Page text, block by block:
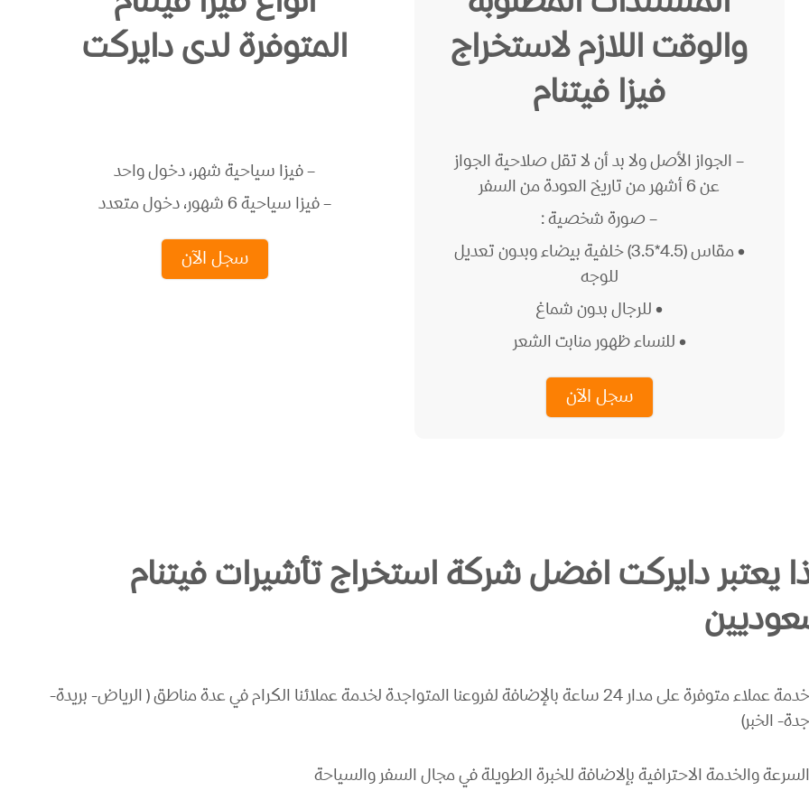
والوقت اللازم لاستخراج
فيزا فيتنام
– الجواز الأصل ولا بد أن لا تقل صلاحية الجواز
عن 6 أشهر من تاريخ العودة من السفر
– صورة شخصية :
• مقاس (4.5*3.5) خلفية بيضاء وبدون تعديل
للوجه
• للرجال بدون شماغ
• للنساء ظهور منابت الشعر
سجل الآن
المتوفرة لدى دايركت
– فيزا سياحية شهر، دخول واحد
– فيزا سياحية 6 شهور، دخول متعدد
سجل الآن
يعتبر دايركت افضل شركة استخراج تأشيرات فيتنام
خدمة عملاء متوفرة على مدار 24 ساعة بالإضافة لفروعنا المتواجدة لخدمة عملائنا الكرام في عدة مناطق ( الرياض- بريدة-
جدة- الخبر)
السرعة والخدمة الاحترافية بإلاضافة للخبرة الطويلة في مجال السفر والسياحة